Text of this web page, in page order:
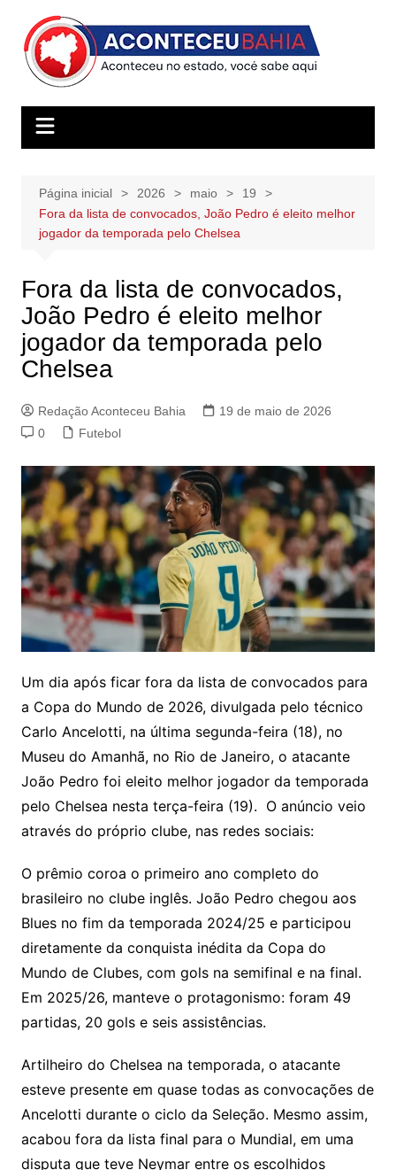
para
conteúdo
Página inicial 2026 maio
19
Fora da lista de convocados, João Pedro é eleito melhor
jogador da temporada pelo Chelsea
Fora da lista de convocados,
João Pedro é eleito melhor
jogador da temporada pelo
Chelsea
Redação Aconteceu Bahia
19 de maio de 2026
0
Futebol
Um dia após ficar fora da lista de convocados para
a Copa do Mundo de 2026, divulgada pelo técnico
Carlo Ancelotti, na última segunda-feira (18), no
Museu do Amanhã, no Rio de Janeiro, o atacante
João Pedro foi eleito melhor jogador da temporada
pelo Chelsea nesta terça-feira (19). O anúncio veio
através do próprio clube, nas redes sociais:
O prêmio coroa o primeiro ano completo do
brasileiro no clube inglês. João Pedro chegou aos
Blues no fim da temporada 2024/25 e participou
diretamente da conquista inédita da Copa do
Mundo de Clubes, com gols na semifinal e na final.
Em 2025/26, manteve o protagonismo: foram 49
partidas, 20 gols e seis assistências.
Artilheiro do Chelsea na temporada, o atacante
esteve presente em quase todas as convocações de
Ancelotti durante o ciclo da Seleção. Mesmo assim,
acabou fora da lista final para o Mundial, em uma
disputa que teve Neymar entre os escolhidos